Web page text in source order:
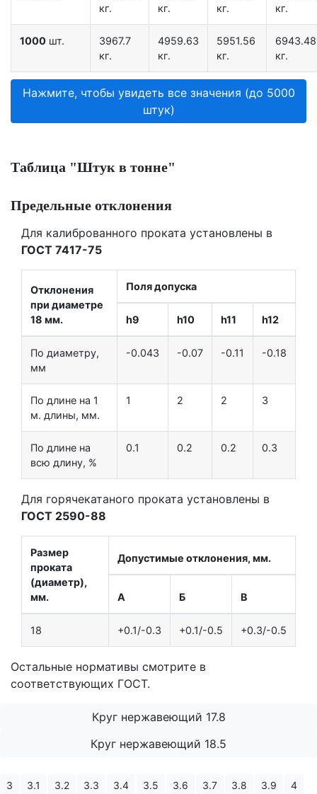
кг.
кг.
кг.
кг.
1000 шт.
3967.7
кг.
4959.63
кг.
5951.56
кг.
6943.48
кг.
Нажмите, чтобы увидеть все значения (до 5000
штук)
Таблица "Штук в тонне"
Предельные отклонения
Для калиброванного проката установлены в
ГОСТ 7417-75
Отклонения
при диаметре
18 мм.
Поля допуска
h9 h10 h11 h12
По диаметру,
мм
-0.043 -0.07 -0.11 -0.18
По длине на 1
м. длины, мм.
1 2 2 3
По длине на
всю длину, %
0.1 0.2 0.2 0.3
Для горячекатаного проката установлены в
ГОСТ 2590-88
Размер
проката
(диаметр),
мм.
Допустимые отклонения, мм.
А Б В
18 +0.1/-0.3 +0.1/-0.5 +0.3/-0.5
Остальные нормативы смотрите в
соответствующих ГОСТ.
Круг нержавеющий 17.8
Круг нержавеющий 18.5
3 3.1 3.2 3.3 3.4 3.5 3.6 3.7 3.8 3.9
4